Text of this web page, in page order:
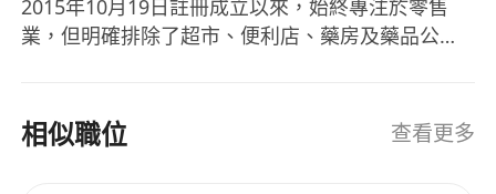
2015年10月19日註冊成立以來，始終專注於零售
業，但明確排除了超市、便利店、藥房及藥品公司
品與服務，逐漸在零售市場占有一席之地。儘管面
臨著各種挑戰，成興隆食品有限公司依舊穩健前
相似職位 查看更多